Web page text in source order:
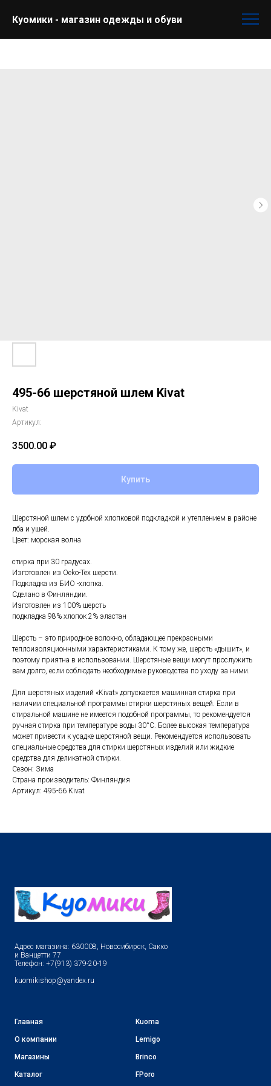
Куомики - магазин одежды и обуви
495-66 шерстяной шлем Kivat
Kivat
Артикул:
3500.00 ₽
Купить
Шерстяной шлем с удобной хлопковой подкладкой и утеплением в районе
лба и ушей.
Цвет: морская волна
стирка при 30 градусах.
Изготовлен из Oeko-Tex шерсти.
Подкладка из БИО -хлопка.
Сделано в Финляндии.
Изготовлен из 100% шерсть
подкладка 98% хлопок 2% эластан
Шерсть – это природное волокно, обладающее прекрасными
теплоизоляционными характеристиками. К тому же, шерсть «дышит», и
поэтому приятна в использовании. Шерстяные вещи могут прослужить
вам долго, если соблюдать необходимые руководства по уходу за ними.
Для шерстяных изделий «Kivat» допускается машинная стирка при
наличии специальной программы стирки шерстяных вещей. Если в
стиральной машине не имеется подобной программы, то рекомендуется
ручная стирка при температуре воды 30°С. Более высокая температура
может привести к усадке шерстяной вещи. Рекомендуется использовать
специальные средства для стирки шерстяных изделий или жидкие
средства для деликатной стирки.
Сезон: Зима
Страна производитель: Финляндия
Артикул: 495-66 Kivat
Адрес магазина: 630008, Новосибирск, Сакко
и Ванцетти 77
Телефон: +7(913) 379-20-19
kuomikishop@yandex.ru
Главная
О компании
Магазины
Каталог
Kuoma
Lemigo
Brinco
FPoro